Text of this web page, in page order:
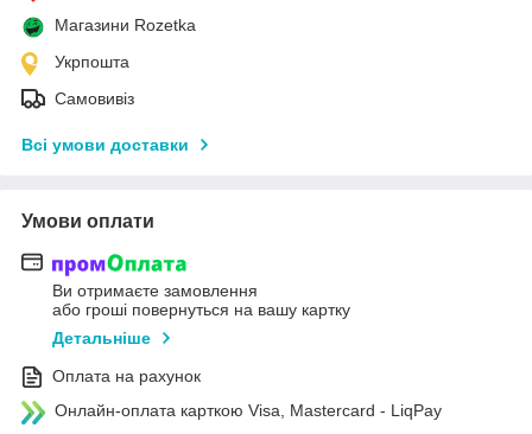
Магазини Rozetka
Укрпошта
Самовивіз
Всі умови доставки
Умови оплати
Ви отримаєте замовлення
або гроші повернуться на вашу картку
Детальніше
Оплата на рахунок
Онлайн-оплата карткою Visa, Mastercard - LiqPay